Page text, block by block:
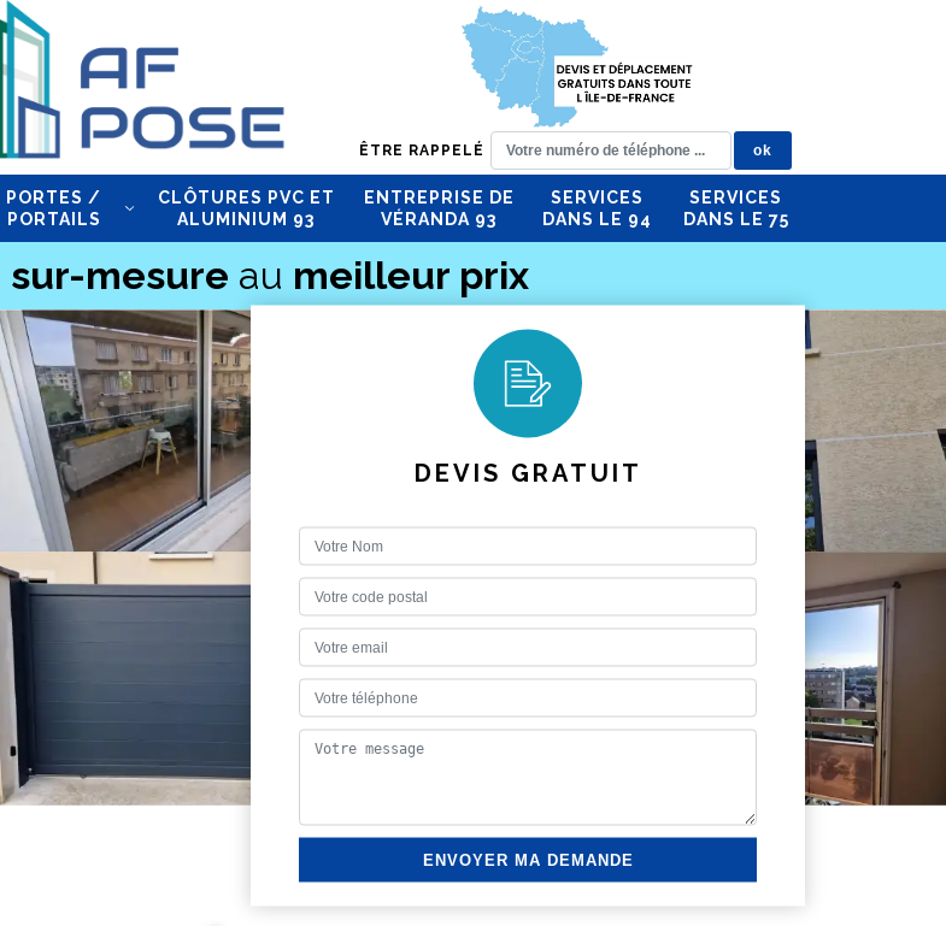
ÊTRE RAPPELÉ
PORTES /
PORTAILS
CLÔTURES PVC ET
ALUMINIUM 93
ENTREPRISE DE
VÉRANDA 93
SERVICES
DANS LE 94
SERVICES
DANS LE 75
sur-mesure au meilleur prix
DEVIS GRATUIT